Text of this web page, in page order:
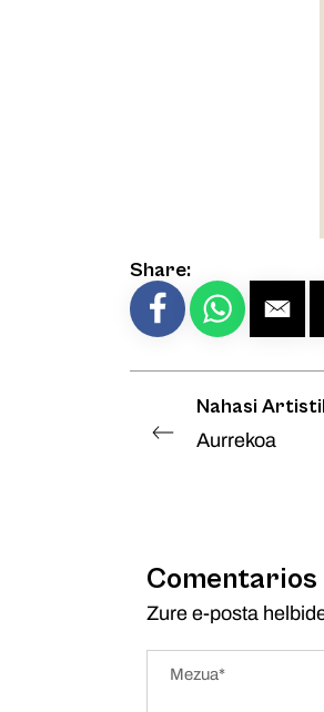
Share:
Nahasi
Aurrekoa
Comentarios
Zure e-posta